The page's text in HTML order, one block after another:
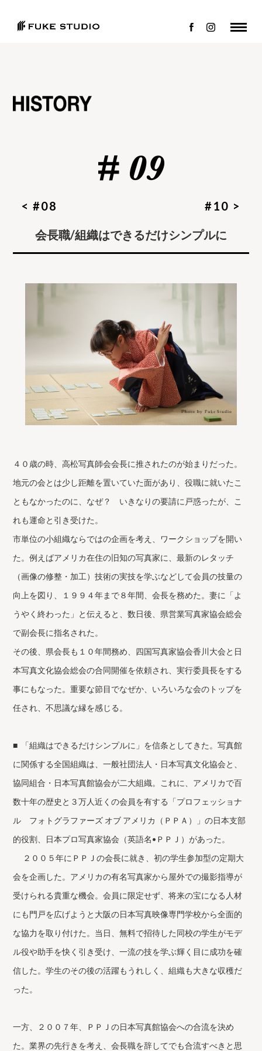
< #08 #10 >
会長職/組織はできるだけシンプルに
４０歳の時、高松写真師会会長に推されたのが始まりだった。
地元の会とは少し距離を置いていた面があり、役職に就いたこ
ともなかったのに、なぜ？ いきなりの要請に戸惑ったが、こ
れも運命と引き受けた。
市単位の小組織ならではの企画を考え、ワークショップを開い
た。例えばアメリカ在住の旧知の写真家に、最新のレタッチ
（画像の修整・加工）技術の実技を学ぶなどして会員の技量の
向上を図り、１９９４年まで８年間、会長を務めた。妻に「よ
うやく終わった」と伝えると、数日後、県営業写真家協会総会
で副会長に指名された。
その後、県会長も１０年間務め、四国写真家協会香川大会と日
本写真文化協会総会の合同開催を依頼され、実行委員長をする
事にもなった。重要な節目でなぜか、いろいろな会のトップを
任され、不思議な縁を感じる。
■ 「組織はできるだけシンプルに」を信条としてきた。写真館
に関係する全国組織は、一般社団法人・日本写真文化協会と、
協同組合・日本写真館協会が二大組織。これに、アメリカで百
数十年の歴史と３万人近くの会員を有する「プロフェッショナ
ル フォトグラファーズ オブ アメリカ（ＰＰＡ）」の日本支部
的役割、日本プロ写真家協会（英語名•ＰＰＪ）があった。
２００５年にＰＰＪの会長に就き、初の学生参加型の定期大
会を企画した。アメリカの有名写真家から屋外での撮影指導が
受けられる貴重な機会。会員に限定せず、将来の宝になる人材
にも門戸を広げようと大阪の日本写真映像専門学校から全面的
な協力を取り付けた。当日、無料で招待した同校の学生がモデ
ル役や助手を快く引き受け、一流の技を学ぶ輝く目に成功を確
信した。学生のその後の活躍もうれしく、組織も大きな収穫だ
った。
一方、２００７年、ＰＰＪの日本写真館協会への合流を決め
た。業界の先行きを考え、会長職を辞してでも合流すべきと思